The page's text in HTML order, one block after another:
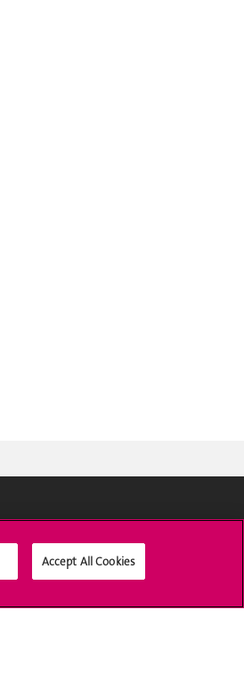
Accept All Cookies